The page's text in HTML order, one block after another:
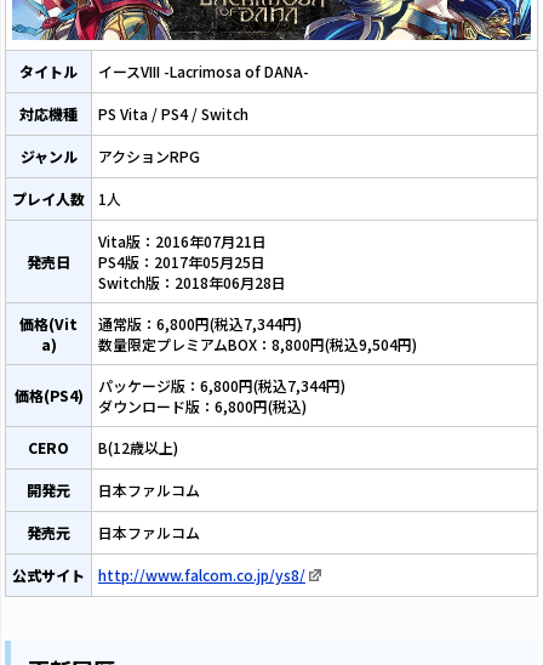
タイトル イースVIII -Lacrimosa of DANA-
対応機種 PS Vita / PS4 / Switch
ジャンル アクションRPG
プレイ人数 1人
発売日
Vita版：2016年07月21日
PS4版：2017年05月25日
Switch版：2018年06月28日
価格(Vit
a)
通常版：6,800円(税込7,344円)
数量限定プレミアムBOX：8,800円(税込9,504円)
価格(PS4)
パッケージ版：6,800円(税込7,344円)
ダウンロード版：6,800円(税込)
CERO
B(12歳以上)
開発元 日本ファルコム
発売元 日本ファルコム
公式サイト http://www.falcom.co.jp/ys8/